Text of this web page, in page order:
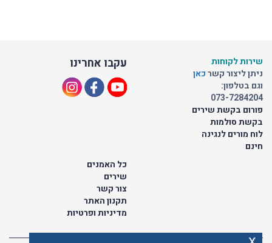
עקבו אחרינו
שירות לקוחות
ניתן ליצור קשרכאן
וגם בטלפון:
073-7284204
פורום בקשת שירים
בקשת סולמות
לוח מורים לנגינה
חינם
כל האמנים
שירים
צור קשר
תקנון האתר
מדיניות ופרטיות